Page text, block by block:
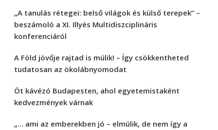
„A tanulás rétegei: belső világok és külső terepek” –
beszámoló a XI. Illyés Multidiszciplináris
konferenciáról
A Föld jövője rajtad is múlik! – Így csökkentheted
tudatosan az ökolábnyomodat
Öt kávézó Budapesten, ahol egyetemistaként
kedvezmények várnak
„… ami az emberekben jó – elmúlik, de nem így a